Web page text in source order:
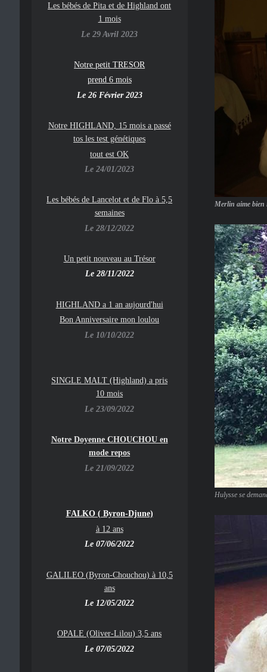
Merlin aime bien
Hulysse se
Les bébés de Pita et de Highland ont
1 mois
Le 29 Avril 2023
Notre petit TRESOR
prend 6 mois
Le 26 Février 2023
Notre HIGHLAND, 15 mois a passé
tos les test génétiques
tout est OK
Le 24/01/2023
Les bébés de Lancelot et de Flo à 5,5
semaines
Le 28/12/2022
Un petit nouveau au Trésor
Le 28/11/2022
HIGHLAND a 1 an aujourd'hui
Bon Anniversaire mon loulou
Le 10/10/2022
SINGLE MALT (Highland) a pris
10 mois
Le 23/09/2022
Notre Doyenne CHOUCHOU en
mode repos
Le 21/09/2022
FALKO ( Byron-Djune)
à 12 ans
Le 07/06/2022
GALILEO (Byron-Chouchou) à 10,5
ans
Le 12/05/2022
OPALE (Oliver-Lilou) 3,5 ans
Le 07/05/2022